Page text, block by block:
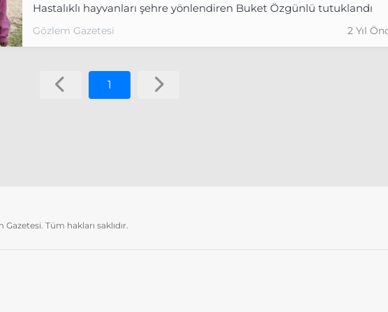
Hastalıklı hayvanları şehre yönlendiren Buket Özgünlü tutuklandı
Gözlem Gazetesi 2 Yıl
1
Tüm hakları saklıdır.